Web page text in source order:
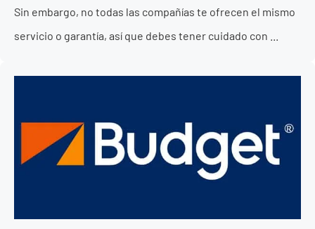
Sin embargo, no todas las compañías te ofrecen el mismo
servicio o garantía, así que debes tener cuidado con ...